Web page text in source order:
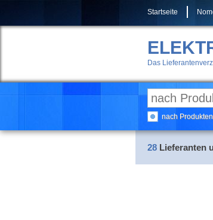
Startseite
Das
nach
28 Lieferanten